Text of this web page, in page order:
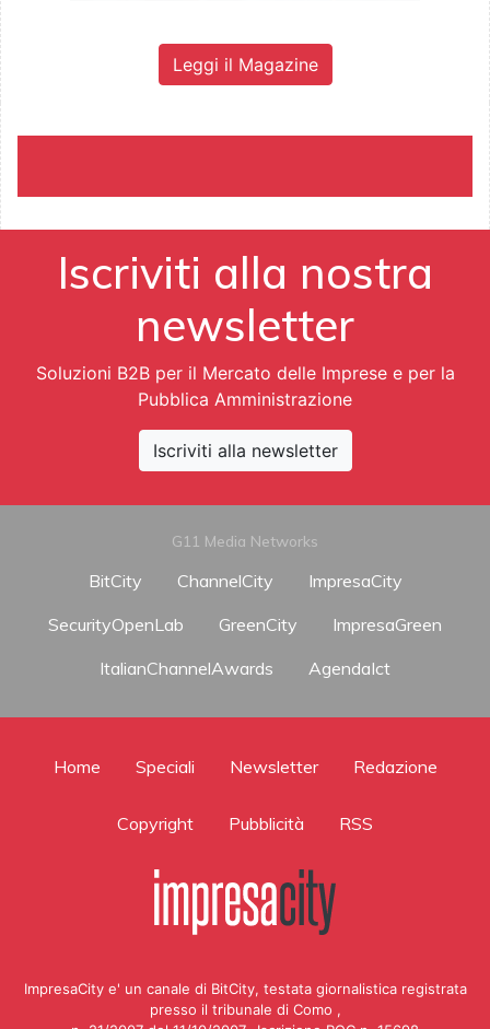
Leggi il Magazine
Iscriviti alla nostra
newsletter
Soluzioni B2B per il Mercato delle Imprese e per la
Pubblica Amministrazione
Iscriviti alla newsletter
G11 Media Networks
BitCity ChannelCity
ImpresaCity
SecurityOpenLab
GreenCity
ImpresaGreen
ItalianChannelAwards
AgendaIct
Home Speciali Newsletter Redazione
Copyright Pubblicità RSS
ImpresaCity e' un canale di BitCity, testata giornalistica registrata
presso il tribunale di Como ,